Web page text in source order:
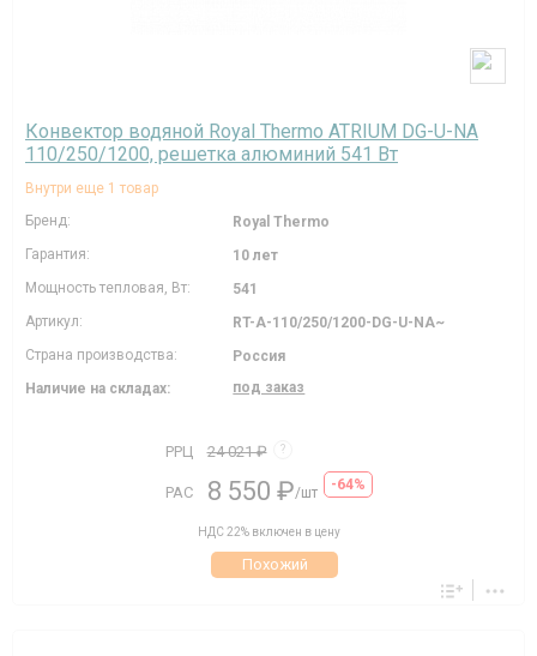
Конвектор водяной Royal Thermo ATRIUM DG-U-NA
110/250/1200, решетка алюминий 541 Вт
Внутри еще 1 товар
Бренд:
Royal Thermo
Гарантия:
10 лет
Мощность тепловая, Вт:
541
Артикул:
RT-A-110/250/1200-DG-U-NA~
Страна производства:
Россия
Наличие на складах:
под заказ
РРЦ 24 021 ₽ ?
РАС 8 550 ₽/шт -64%
НДС 22% включен в цену
Похожий